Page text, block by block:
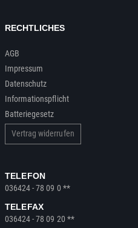
RECHTLICHES
AGB
Impressum
Datenschutz
Informationspflicht
Batteriegesetz
Vertrag widerrufen
TELEFON
036424 - 78 09 0 **
TELEFAX
036424 - 78 09 20 **